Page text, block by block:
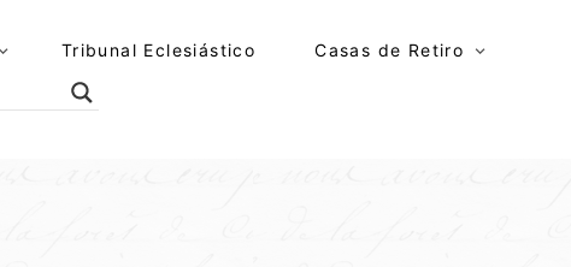
Tribunal Eclesiástico Casas de Retiro